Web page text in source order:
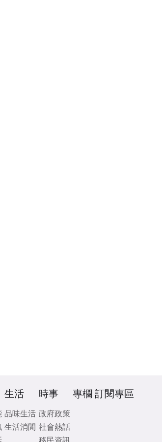
生活
品味生活
生活消閒
時事
政府政策
社會熱話
專欄 訂閱專區